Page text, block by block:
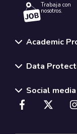
Trabaja con
nosotros.
Academic
Data
Social media